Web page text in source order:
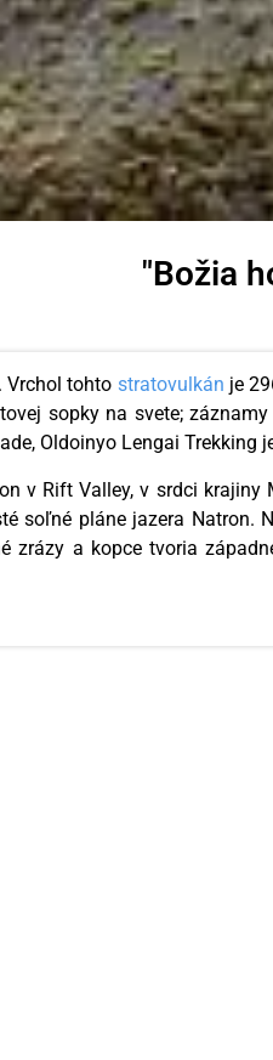
"Božia
Vrchol tohto stratovulkán je
sopky na svete;
Oldoinyo Lengai Trekking
v Rift Valley, v srdci
soľné pláne jazera Natron.
zrázy a kopce tvoria